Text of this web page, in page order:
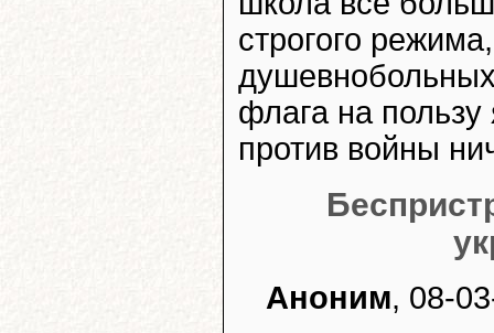
строгого
флага на
против войны
Аноним, 08-